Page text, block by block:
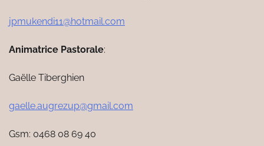
jpmukendi11@hotmail.com
Animatrice Pastorale:
Gaëlle Tiberghien
gaelle.augrezup@gmail.com
Gsm: 0468 08 69 40